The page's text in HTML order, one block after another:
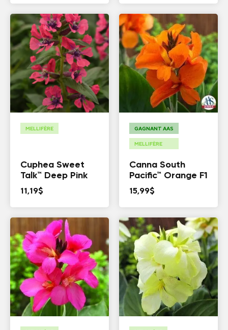
MELLIFÈRE
Cuphea Sweet
Talk™ Deep Pink
11,19$
GAGNANT AAS
MELLIFÈRE
Canna South
Pacific™ Orange F1
15,99$